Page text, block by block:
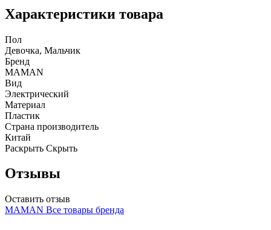
Характеристики товара
Пол
Девочка, Мальчик
Бренд
MAMAN
Вид
Электрический
Материал
Пластик
Страна производитель
Китай
Раскрыть Скрыть
Отзывы
Оставить отзыв
MAMAN Все товары бренда